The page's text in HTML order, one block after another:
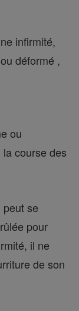
infirmité,
déformé ,
ou
course des
se
pour
il ne
de son